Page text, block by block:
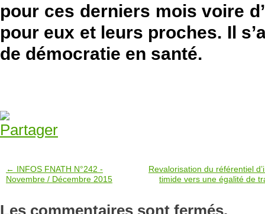
pour ces derniers mois voire
pour eux et leurs proches. Il
de démocratie en santé.
← INFOS FNATH N°242 -
Novembre / Décembre 2015
Revalorisation du référentiel
timide vers une égalité de